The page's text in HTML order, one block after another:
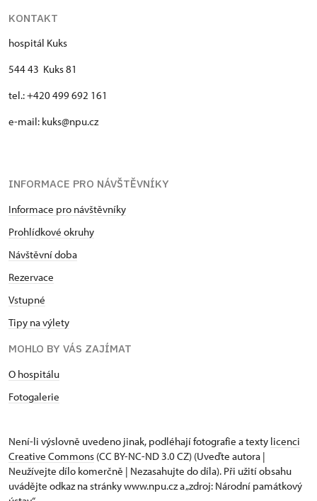
KONTAKT
hospitál Kuks
544 43 Kuks 81
tel.: +420 499 692 161
e-mail: kuks@npu.cz
INFORMACE PRO NÁVŠTĚVNÍKY
Informace pro návštěvníky
Prohlídkové okruhy
Návštěvní doba
Rezervace
Vstupné
Tipy na výlety
MOHLO BY VÁS ZAJÍMAT
O hospitálu
Fotogalerie
Není-li výslovně uvedeno jinak, podléhají fotografie a texty licenci
Creative Commons (CC BY-NC-ND 3.0 CZ) (Uveďte autora |
Neužívejte dílo komerčně | Nezasahujte do díla). Při užití obsahu
uvádějte odkaz na stránky www.npu.cz a „zdroj: Národní památkový